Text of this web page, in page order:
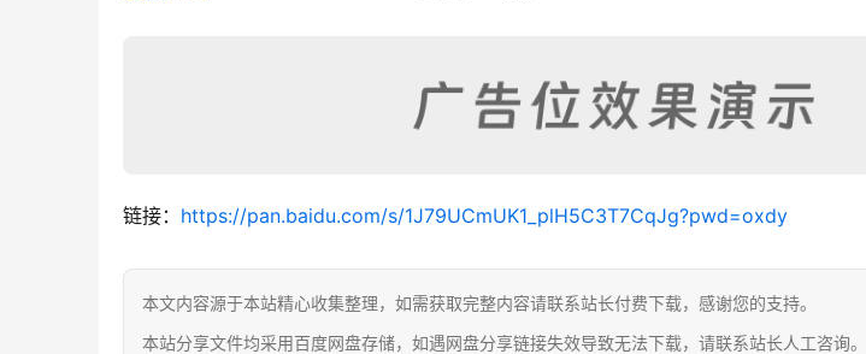
链接： https://pan.baidu.com/s/1J79UCmUK1_plH5C3T7CqJg?pwd=oxdy
本文内容源于本站精心收集整理，如需获取完整内容请联系站长付费下载，感谢您的支持。
本站分享文件均采用百度网盘存储，如遇网盘分享链接失效导致无法下载，请联系站长人工咨询。